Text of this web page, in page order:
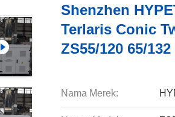
Shenzhen
Terlaris Conic
ZS55/120 65/132
Nama Merek: